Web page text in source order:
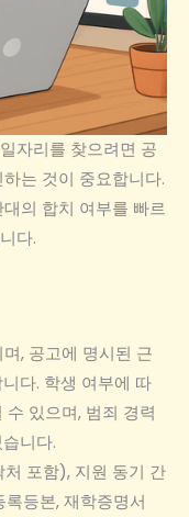
자리를 찾으려면 공
는 것이 중요합니다.
의 합치 여부를 빠르
다.
, 공고에 명시된 근
다. 학생 여부에 따
있으며, 범죄 경력
니다.
포함), 지원 동기 간
등본, 재학증명서